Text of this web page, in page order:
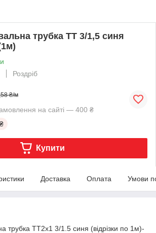
трубка ТТ 3/1,5 синя
Роздріб
₴/м
на сайті — 400 ₴
Купити
Доставка Оплата Умови
трубка ТТ2х1 3/1.5 синя (відрізки по 1м)-